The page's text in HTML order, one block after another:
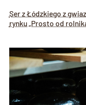
Ser z Łódzkiego z
rynku „Prosto od